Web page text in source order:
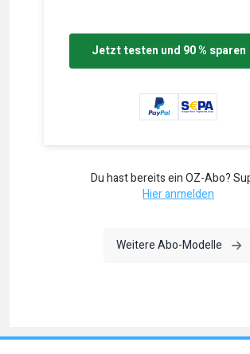
Jetzt testen und 90 % sparen
Du hast bereits ein OZ-Abo?
Hier anmelden
Weitere Abo-Modelle